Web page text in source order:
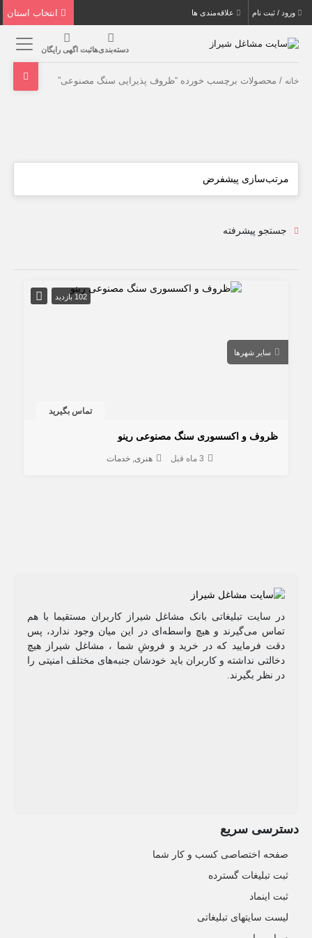
ورود / ثبت نام علاقه‌مندی ها
دسته‌بندی‌هاثبت اگهی رایگان
خانه / محصولات برچسب خورده “ظروف پذیرایی سنگ مصنوعی”
جستجو پیشرفته
102 بازدید
سایر شهرها
تماس بگیرید
ظروف و اکسسوری سنگ مصنوعی رینو
3 ماه قبل هنری خدمات
در سایت تبلیغاتی بانک مشاغل شیراز کاربران مستقیما با هم
تماس می‌گیرند و هیچ واسطه‌ای در این میان وجود ندارد، پس
دقت فرمایید که در خرید و فروشِ شما ، مشاغل شیراز هیچ
دخالتی نداشته و کاربران باید خودشان جنبه‌های مختلف امنیتی را
در نظر بگیرند.
دسترسی سریع
صفحه اختصاصی کسب و کار شما
ثبت تبلیغات گسترده
ثبت اینماد
لیست سایتهای تبلیغاتی